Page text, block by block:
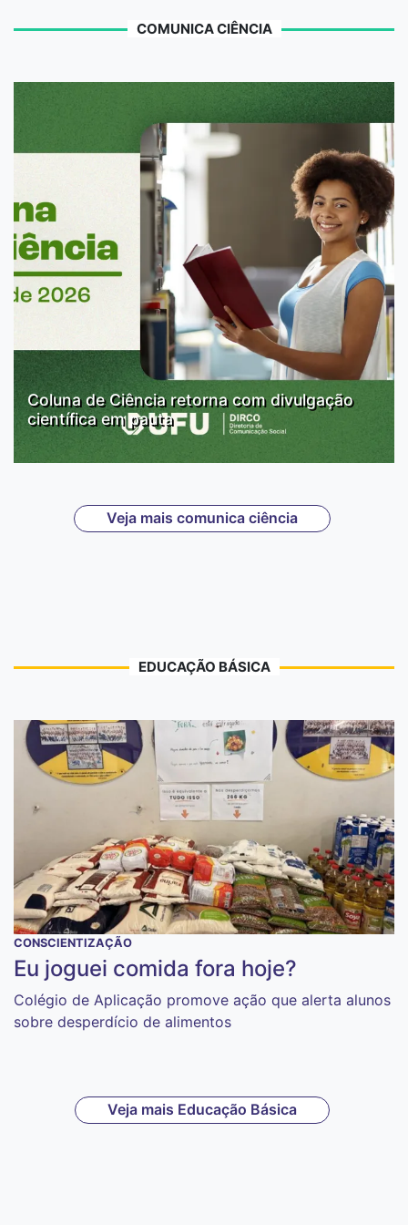
COMUNICA CIÊNCIA
Coluna de Ciência retorna com divulgação
científica em pauta
Veja mais comunica ciência
EDUCAÇÃO BÁSICA
CONSCIENTIZAÇÃO
Eu joguei comida fora hoje?
Colégio de Aplicação promove ação que alerta alunos
sobre desperdício de alimentos
Veja mais Educação Básica